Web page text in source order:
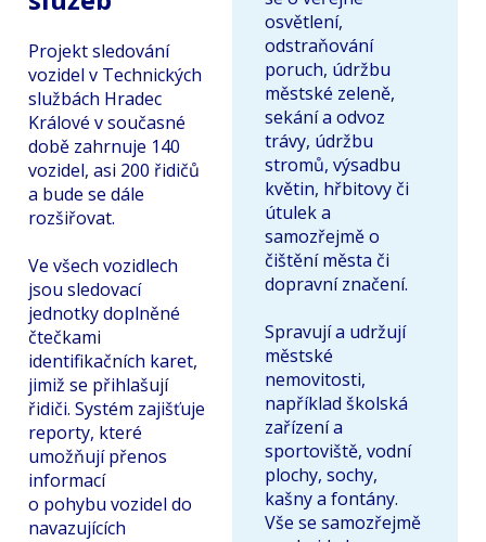
Projekt sledování
vozidel v Technických
službách Hradec
Králové v současné
době zahrnuje 140
vozidel, asi 200 řidičů
a bude se dále
rozšiřovat.
Ve všech vozidlech
jsou sledovací
jednotky doplněné
čtečkami
identifikačních karet,
jimiž se přihlašují
řidiči. Systém zajišťuje
reporty, které
umožňují přenos
informací
o pohybu vozidel do
navazujících
osvětlení,
odstraňování
poruch, údržbu
městské zeleně,
sekání a odvoz
trávy, údržbu
stromů, výsadbu
květin, hřbitovy či
útulek a
samozřejmě o
čištění města či
dopravní značení.
Spravují a udržují
městské
nemovitosti,
například školská
zařízení a
sportoviště, vodní
plochy, sochy,
kašny a fontány.
Vše se samozřejmě